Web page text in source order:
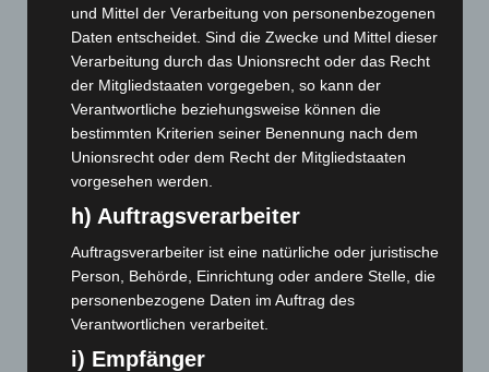
Februar 2025(96)
Januar 2025(88)
Dezember 2024(89)
November 2024(94)
Oktober 2024(93)
September 2024 (112)
August 2024(107)
Juli 2024
Juni 2024(107)
Mai 2024(149)
und Mittel der Verarbeitung von personenbezogenen
Daten entscheidet. Sind die Zwecke und Mittel dieser
Verarbeitung durch das Unionsrecht oder das Recht
der Mitgliedstaaten vorgegeben, so kann der
Verantwortliche beziehungsweise können die
bestimmten Kriterien seiner Benennung nach dem
Unionsrecht oder dem Recht der Mitgliedstaaten
vorgesehen werden.
h) Auftragsverarbeiter
Auftragsverarbeiter ist eine natürliche oder juristische
Person, Behörde, Einrichtung oder andere Stelle, die
personenbezogene Daten im Auftrag des
Verantwortlichen verarbeitet.
i) Empfänger